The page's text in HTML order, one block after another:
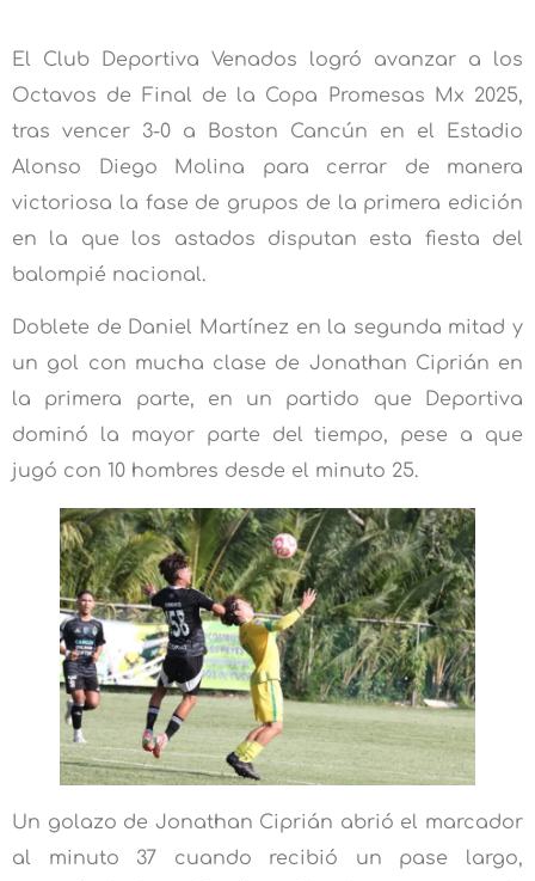
El Club Deportiva Venados logró avanzar a los
Octavos de Final de la Copa Promesas Mx 2025,
tras vencer 3-0 a Boston Cancún en el Estadio
Alonso Diego Molina para cerrar de manera
victoriosa la fase de grupos de la primera edición
en la que los astados disputan esta fiesta del
balompié nacional.
Doblete de Daniel Martínez en la segunda mitad y
un gol con mucha clase de Jonathan Ciprián en
la primera parte, en un partido que Deportiva
dominó la mayor parte del tiempo, pese a que
jugó con 10 hombres desde el minuto 25.
Un golazo de Jonathan Ciprián abrió el marcador
al minuto 37 cuando recibió un pase largo,